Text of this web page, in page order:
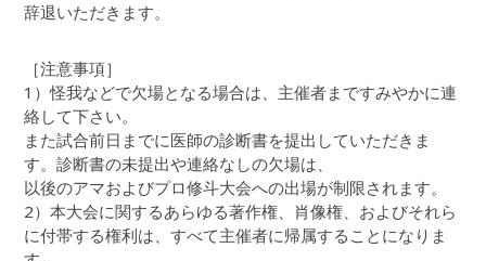
辞退いただきます。
［注意事項］
1）怪我などで欠場となる場合は、主催者まですみやかに連
絡して下さい。
また試合前日までに医師の診断書を提出していただきま
す。診断書の未提出や連絡なしの欠場は、
以後のアマおよびプロ修斗大会への出場が制限されます。
2）本大会に関するあらゆる著作権、肖像権、およびそれら
に付帯する権利は、すべて主催者に帰属することになりま